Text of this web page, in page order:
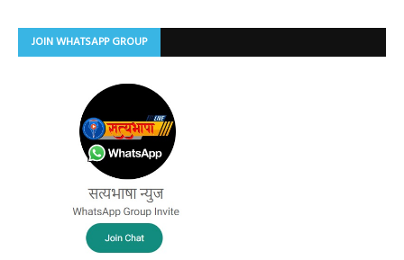
JOIN WHATSAPP GROUP